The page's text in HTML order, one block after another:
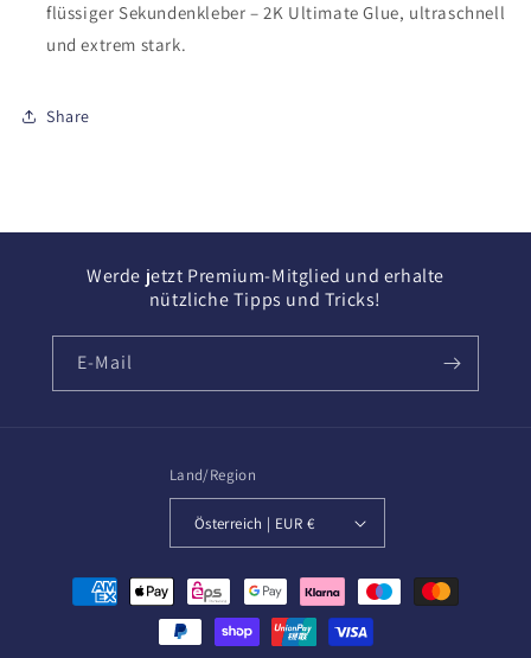
flüssiger Sekundenkleber – 2K Ultimate Glue, ultraschnell
und extrem stark.
Share
Werde jetzt Premium-Mitglied und erhalte
nützliche Tipps und Tricks!
E-Mail
Land/Region
Österreich | EUR €
Zahlungsmethoden